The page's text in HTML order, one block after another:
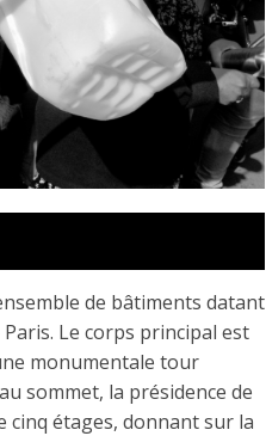
de bâtiments datant
Le corps principal est
monumentale tour
sommet, la présidence de
cinq étages, donnant sur la